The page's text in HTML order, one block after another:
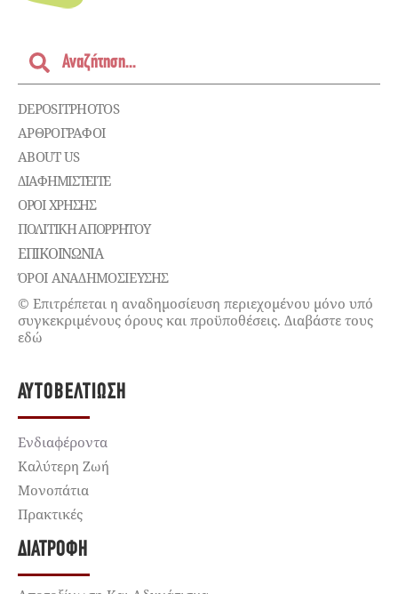
DEPOSITPHOTOS
ΑΡΘΡΟΓΡΑΦΟΙ
ABOUT US
ΔΙΑΦΗΜΙΣΤΕΊΤΕ
ΌΡΟΙ ΧΡΉΣΗΣ
ΠΟΛΙΤΙΚΉ ΑΠΟΡΡΉΤΟΥ
ΕΠΙΚΟΙΝΩΝΊΑ
ΌΡΟΙ ΑΝΑΔΗΜΟΣΙΕΥΣΗΣ
© Επιτρέπεται η αναδημοσίευση περιεχομένου μόνο υπό
συγκεκριμένους όρους και προϋποθέσεις. Διαβάστε τους
εδώ
ΑΥΤΟΒΕΛΤΊΩΣΗ
Ενδιαφέροντα
Καλύτερη Ζωή
Μονοπάτια
Πρακτικές
ΔΙΑΤΡΟΦΉ